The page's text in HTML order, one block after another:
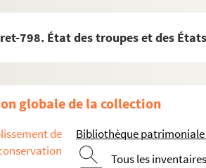
798. État des troupes et des
globale de la collection
de
Bibliothèque
Tous les inventaires
775. Recueil
778. Mémoires sur la Russie
780. Notes sur l'Iliade et l'Odyssée d'Homère
781. Notes de madame Dacier sur les